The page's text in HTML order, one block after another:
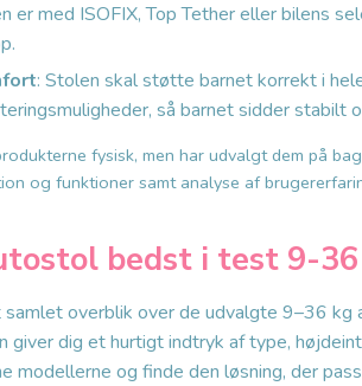
er med ISOFIX, Top Tether eller bilens
: Stolen skal støtte barnet korrekt i
så barnet sidder stabilt
fysisk, men har udvalgt dem på
og funktioner samt analyse af
bedst i test 9-
overblik over de udvalgte 9–36
giver dig et hurtigt indtryk af type,
modellerne og finde den løsning, der